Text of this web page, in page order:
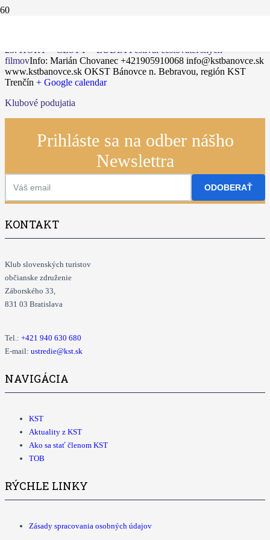
23. HORY – CESTY – ĽUDIA Festival cestovateľských
filmovInfo: Marián Chovanec +421905910068 info@kstbanovce.sk
www.kstbanovce.sk OKST Bánovce n. Bebravou, región KST
Trenčín + Google calendar
Klubové podujatia
Prihláste sa na odber nášho
Newslettra
ODOBERAŤ
KONTAKT
Klub slovenských turistov
občianske združenie
Záborského 33,
831 03 Bratislava
Tel.: +421 940 630 680
E-mail: ustredie@kst.sk
NAVIGÁCIA
KST
Aktuality z KST
Ako sa stať členom KST
TOB
RÝCHLE LINKY
Zásady spracovania osobných údajov